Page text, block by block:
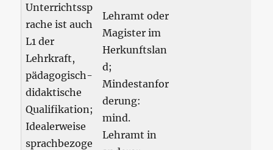
Unterrichtssp
rache ist auch
L1 der
Lehrkraft,
pädagogisch-
didaktische
Qualifikation;
Idealerweise
sprachbezoge
Lehramt oder
Magister im
Herkunftslan
d;
Mindestanfor
derung:
mind.
Lehramt in